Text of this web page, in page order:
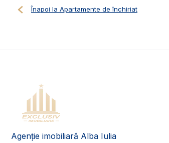
Înapoi la Apartamente de închiriat
Agenție imobiliară Alba Iulia